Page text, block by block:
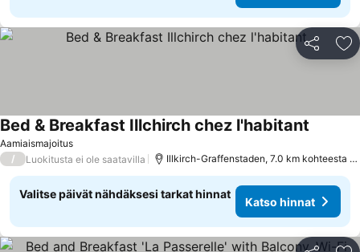
Jaa
Aamiaismajoitus
Bed & Breakfast Illchirch chez l'habitant
/ Luokitusta ei ole saatavilla Illkirch-Graffenstaden, 7.0 km kohteesta Strasbourg
Valitse päivät nähdäksesi tarkat hinnat
Katso hinnat